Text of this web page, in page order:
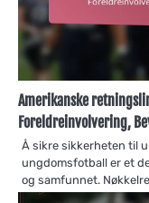
Amerikanske
Foreldreinvolvering,
Å sikre sikkerheten til
ungdomsfotball er et
og samfunnet.